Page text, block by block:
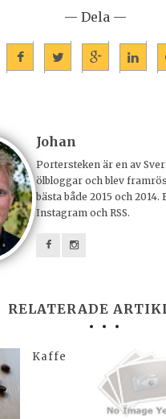
— Dela —
Johan
Portersteken är en av
ölbloggar och blev
bästa både 2015 och 2014.
Instagram och RSS.
RELATERADE
Kaffe